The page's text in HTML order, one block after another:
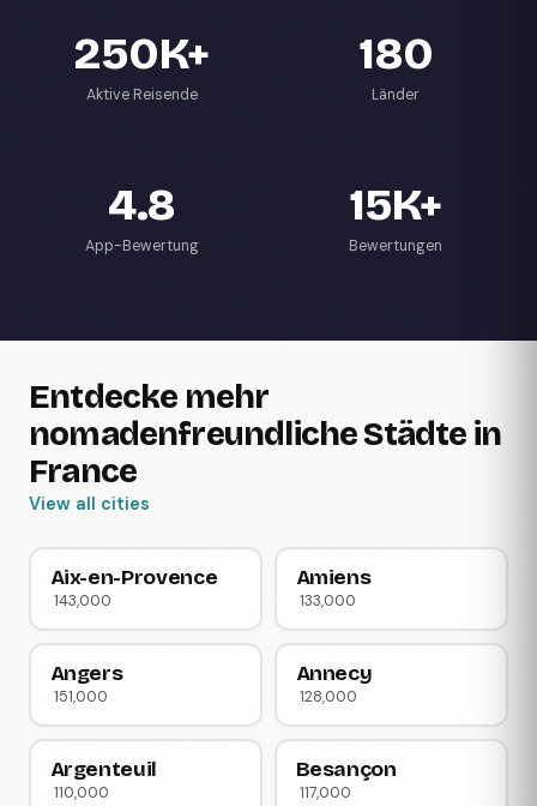
250K+
Aktive Reisende
180
Länder
4.8
App-Bewertung
15K+
Bewertungen
Entdecke mehr
nomadenfreundliche Städte in
France
View all cities
Aix-en-Provence
143,000
Amiens
133,000
Angers
151,000
Annecy
128,000
Argenteuil
110,000
Besançon
117,000